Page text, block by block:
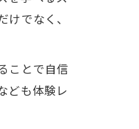
でなく、
ことで自信
ども体験レ